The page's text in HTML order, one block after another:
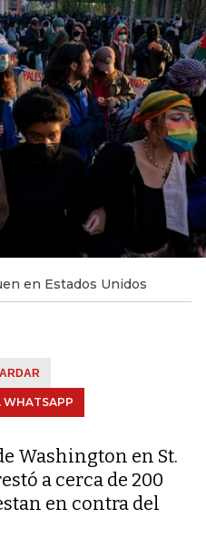
en Estados Unidos
WHATSAPP
Washington en St.
a cerca de 200
en contra del